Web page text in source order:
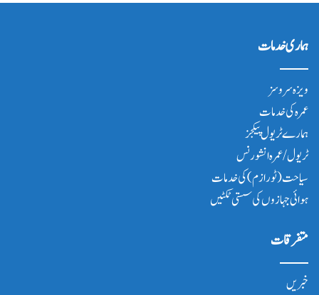
ہماری خدمات
ویزہ سروسز
عمرہ کی خدمات
ہمارے ٹریول پیکجز
ٹریول/عمرہ انشورنس
سیاحت(ٹورازم) کی خدمات
ہوائی جہازوں کی سستی ٹکٹیں
متفرقات
خبریں